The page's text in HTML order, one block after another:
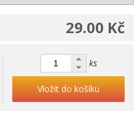
29.00 Kč
ks
Vložit do košíku